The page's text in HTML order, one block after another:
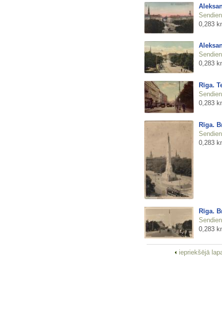
0,283
0,283
Rīga.
0,283
Rīga.
0,283
Rīga.
0,283
iepriekšējā